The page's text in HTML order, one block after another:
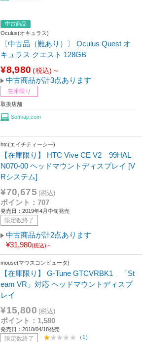
中古商品
Oculus(オキュラス)
〔中古品（難あり）〕 Oculus Quest オ
キュラス クエスト 128GB
¥8,980 (税込)～
中古商品が計3点あります
在庫限り
取扱店舗
Sofmap.com
htc(エイチティーシー)
【在庫限り】 HTC Vive CE V2 99HAL
N070-00 ヘッドマウントディスプレイ [V
Rシステム]
¥70,675 (税込)
ポイント：707
発売日：2019年4月中旬発売
限定数終了
中古商品が計2点あります
¥31,980(税込)～
mouse(マウスコンピュータ)
【在庫限り】 G-Tune GTCVRBK1 「St
eam VR」対応 ヘッドマウントディスプ
レイ
¥15,800 (税込)
ポイント：1,580
発売日：2018/04/18発売
限定数終了 （1）